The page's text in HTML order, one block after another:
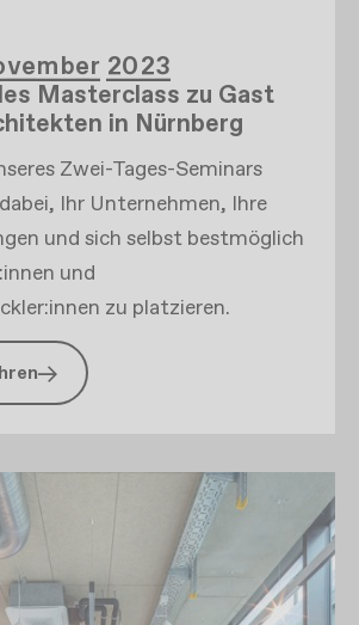
2023
Masterclass zu Gast
in Nürnberg
Zwei-Tages-Seminars
Ihr Unternehmen, Ihre
und sich selbst bestmöglich
und
zu platzieren.